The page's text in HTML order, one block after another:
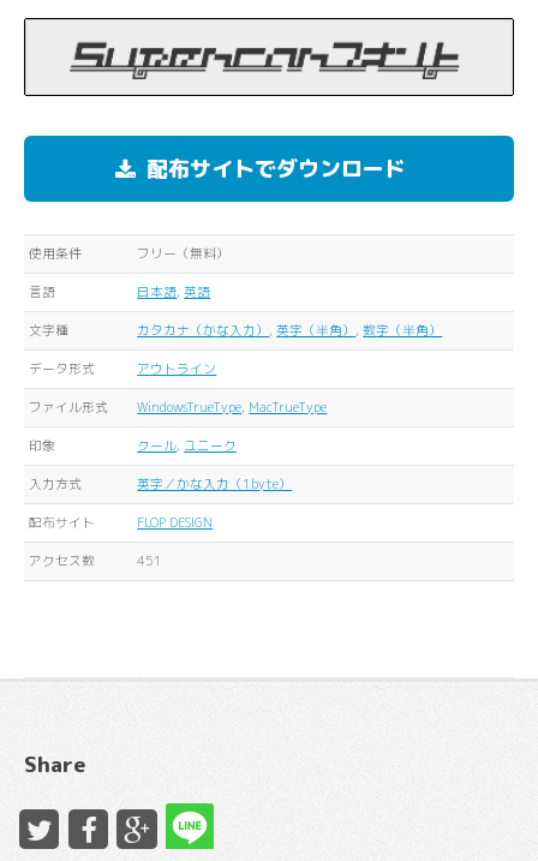
配布サイトでダウンロード
使用条件 フリー（無料）
言語 日本語,英語
文字種 カタカナ（かな入力） ,英字（半角） , 数字（半角）
データ形式 アウトライン
ファイル形式 WindowsTrueType, MacTrueType
印象 クール, ユニーク
入力方式 英字／かな入力（1byte）
配布サイト FLOP DESIGN
アクセス数 451
Share